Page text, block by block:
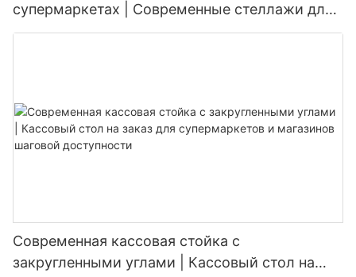
супермаркетах | Современные стеллажи для
продуктовых магазинов
Современная кассовая стойка с
закругленными углами | Кассовый стол на